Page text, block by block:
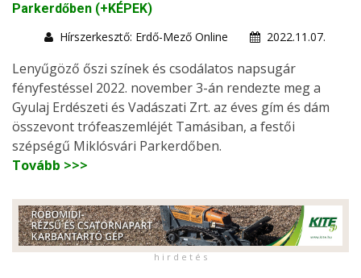
Parkerdőben (+KÉPEK)
Hírszerkesztő: Erdő-Mező Online
2022.11.07.
Lenyűgöző őszi színek és csodálatos napsugár
fényfestéssel 2022. november 3-án rendezte meg a
Gyulaj Erdészeti és Vadászati Zrt. az éves gím és dám
összevont trófeaszemléjét Tamásiban, a festői
szépségű Miklósvári Parkerdőben.
Tovább >>>
h i r d e t é s